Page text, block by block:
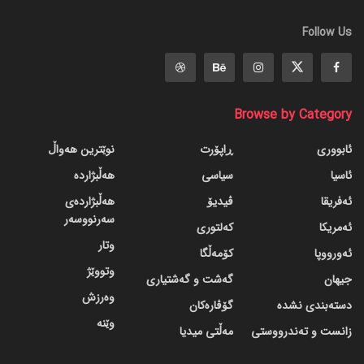
Follow Us
Browse by Category
ئابووری
ئاسیا
ئەفریقا
ئەمریکا
ئەورووپا
جیهان
دسته‌بندی نشده
زانست و تەندرووستی
ڕاپۆرت
سیاسی
ڤیدیۆ
کەلتوری
کۆمەڵگا
گه‌شت و گه‌شتیاری
گۆڤاره‌کان
مەڵتی میدیا
نوێترین هەواڵ
هەڵبژاردە
هەڵبژاردەی
سەرنووسەر
وتار
وتووێژ
وەرزش
وێنە